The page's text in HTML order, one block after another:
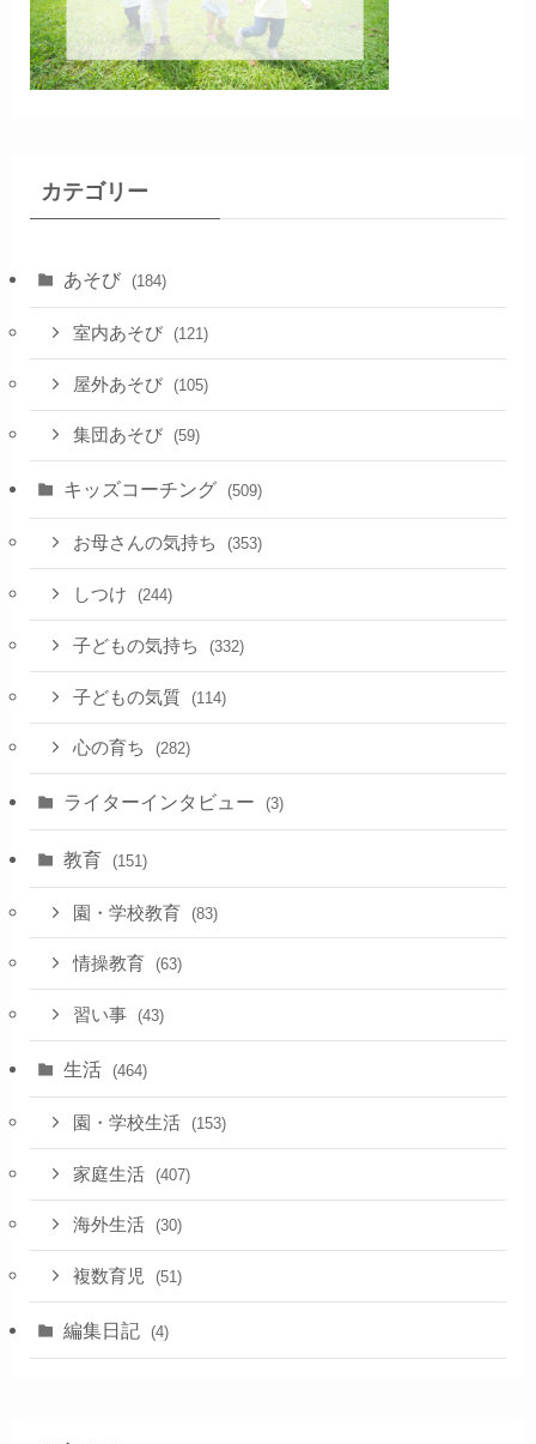
カテゴリー
あそび (184)
室内あそび (121)
屋外あそび (105)
集団あそび (59)
キッズコーチング (509)
お母さんの気持ち (353)
しつけ (244)
子どもの気持ち (332)
子どもの気質 (114)
心の育ち (282)
ライターインタビュー (3)
教育 (151)
園・学校教育 (83)
情操教育 (63)
習い事 (43)
生活 (464)
園・学校生活 (153)
家庭生活 (407)
海外生活 (30)
複数育児 (51)
編集日記 (4)